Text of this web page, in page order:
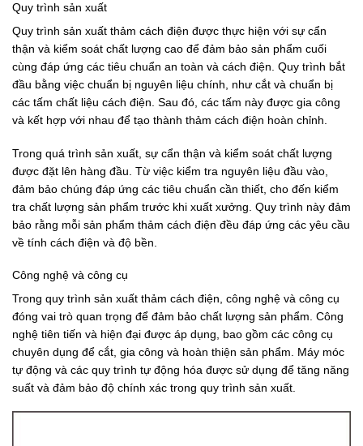
Quy trình sản xuất
Quy trình sản xuất thảm cách điện được thực hiện với sự cẩn
thận và kiểm soát chất lượng cao để đảm bảo sản phẩm cuối
cùng đáp ứng các tiêu chuẩn an toàn và cách điện. Quy trình bắt
đầu bằng việc chuẩn bị nguyên liệu chính, như cắt và chuẩn bị
các tấm chất liệu cách điện. Sau đó, các tấm này được gia công
và kết hợp với nhau để tạo thành thảm cách điện hoàn chỉnh.
Trong quá trình sản xuất, sự cẩn thận và kiểm soát chất lượng
được đặt lên hàng đầu. Từ việc kiểm tra nguyên liệu đầu vào,
đảm bảo chúng đáp ứng các tiêu chuẩn cần thiết, cho đến kiểm
tra chất lượng sản phẩm trước khi xuất xưởng. Quy trình này đảm
bảo rằng mỗi sản phẩm thảm cách điện đều đáp ứng các yêu cầu
về tính cách điện và độ bền.
Công nghệ và công cụ
Trong quy trình sản xuất thảm cách điện, công nghệ và công cụ
đóng vai trò quan trọng để đảm bảo chất lượng sản phẩm. Công
nghệ tiên tiến và hiện đại được áp dụng, bao gồm các công cụ
chuyên dụng để cắt, gia công và hoàn thiện sản phẩm. Máy móc
tự động và các quy trình tự động hóa được sử dụng để tăng năng
suất và đảm bảo độ chính xác trong quy trình sản xuất.